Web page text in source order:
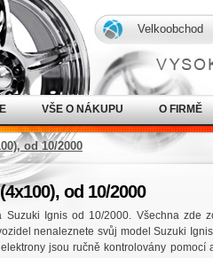
od 10/2000
od 10/2000
Suzuki Ignis od 10/2000. Všechna zde
nenaleznete svůj model Suzuki
jsou ručně kontrolovány
VŠE O NÁKUPU O FIRMĚ
Velkoobchod